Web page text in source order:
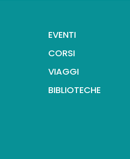
EVENTI
CORSI
VIAGGI
BIBLIOTECHE